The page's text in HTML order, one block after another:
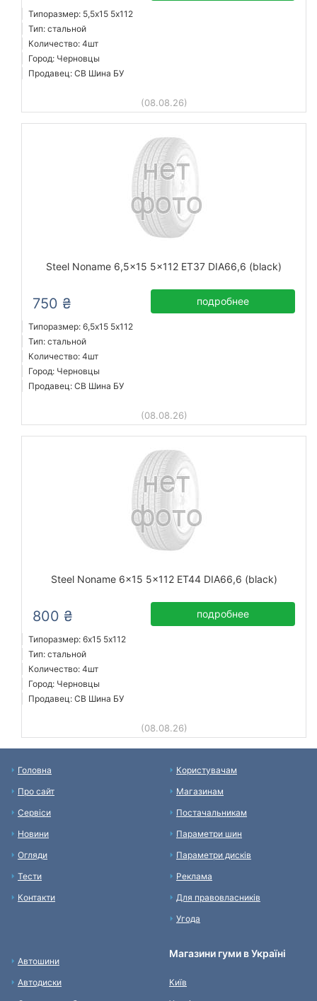
Типоразмер: 5,5x15 5х112
Тип: стальной
Количество: 4шт
Город: Черновцы
Продавец: СВ Шина БУ
(08.08.26)
Steel Noname 6,5x15 5x112 ET37 DIA66,6 (black)
750 ₴ подробнее
Типоразмер: 6,5x15 5х112
Тип: стальной
Количество: 4шт
Город: Черновцы
Продавец: СВ Шина БУ
(08.08.26)
Steel Noname 6x15 5x112 ET44 DIA66,6 (black)
800 ₴ подробнее
Типоразмер: 6x15 5х112
Тип: стальной
Количество: 4шт
Город: Черновцы
Продавец: СВ Шина БУ
(08.08.26)
Головна
Про сайт
Сервіси
Новини
Огляди
Тести
Контакти
Користувачам
Магазинам
Постачальникам
Параметри шин
Параметри дисків
Реклама
Для правовласників
Угода
Автошини
Автодиски
Магазини гуми в Україні
Київ